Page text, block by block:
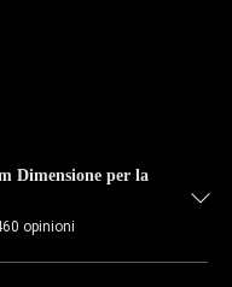
Dimensione per la
opinioni